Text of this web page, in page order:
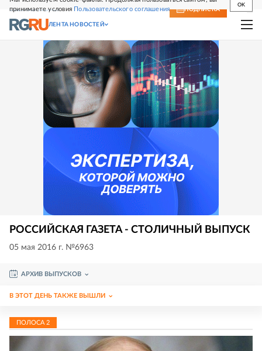
принимаете условия Пользовательского соглашения
OK
СВЕЖИЙ НОМЕР ПОДПИСКА
ЛЕНТА НОВОСТЕЙ
РОССИЙСКАЯ ГАЗЕТА - СТОЛИЧНЫЙ ВЫПУСК
05 мая 2016 г. №6963
АРХИВ ВЫПУСКОВ
В ЭТОТ ДЕНЬ ТАКЖЕ ВЫШЛИ
ПОЛОСА 2